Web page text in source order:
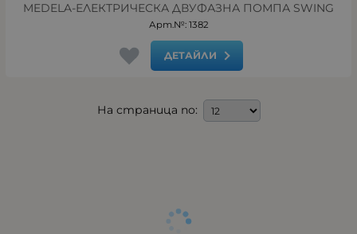
MEDELA-ЕЛЕКТРИЧЕСКА ДВУФАЗНА ПОМПА SWING
Арт.№: 1382
ДЕТАЙЛИ
На страница по: